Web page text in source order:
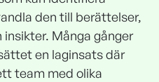
den till berättelser,
Många gånger
en laginsats där
team med olika